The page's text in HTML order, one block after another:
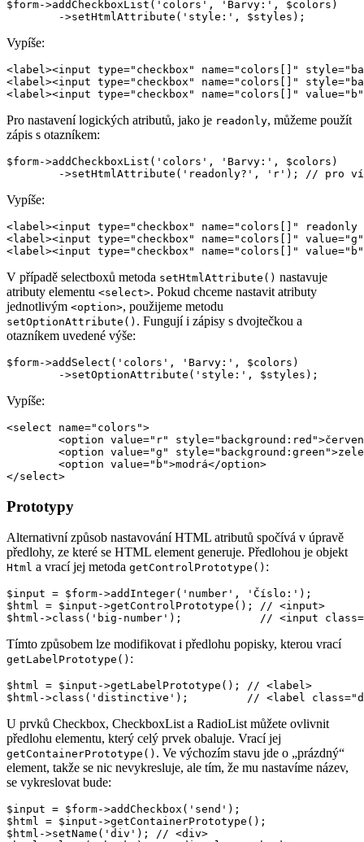
$form->addCheckboxList('colors', 'Barvy:', $colors)
Vypíše:
<label><input type="checkbox" name="colors[]"
<label><input type="checkbox" name="colors[]"
Pro nastavení logických atributů, jako je readonly, můžeme použít
zápis s otazníkem:
$form->addCheckboxList('colors', 'Barvy:', $colors)
Vypíše:
<label><input type="checkbox" name="colors[]"
<label><input type="checkbox" name="colors[]"
V případě selectboxů metoda setHtmlAttribute() nastavuje
atributy elementu <select>. Pokud chceme nastavit atributy
jednotlivým <option>, použijeme metodu
setOptionAttribute() . Fungují i zápisy s dvojtečkou a
otazníkem uvedené výše:
$form->addSelect('colors', 'Barvy:', $colors)
Vypíše:
<select name="colors">
Prototypy
Alternativní způsob nastavování HTML atributů spočívá v úpravě
předlohy, ze které se HTML element generuje. Předlohou je objekt
Html a vrací jej metoda getControlPrototype() :
$input = $form->addInteger('number', 'Číslo:');
$html = $input->getControlPrototype(); // <input>
Tímto způsobem lze modifikovat i předlohu popisky, kterou vrací
getLabelPrototype() :
$html = $input->getLabelPrototype(); // <label>
U prvků Checkbox, CheckboxList a RadioList můžete ovlivnit
předlohu elementu, který celý prvek obaluje. Vrací jej
getContainerPrototype() . Ve výchozím stavu jde o „prázdný“
element, takže se nic nevykresluje, ale tím, že mu nastavíme název,
se vykreslovat bude:
$input = $form->addCheckbox('send');
$html = $input->getContainerPrototype();
$html->setName('div'); // <div>